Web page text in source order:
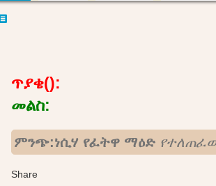
ጥያቄ():
መልስ:
ምንጭ:ነሲሃ የፈትዋ ማዕድ
Share